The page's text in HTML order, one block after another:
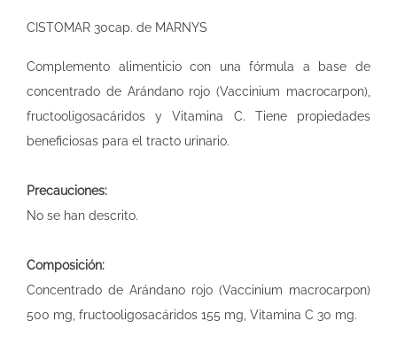
CISTOMAR 30cap. de MARNYS
Complemento alimenticio con una fórmula a base de
concentrado de Arándano rojo (Vaccinium macrocarpon),
fructooligosacáridos y Vitamina C. Tiene propiedades
beneficiosas para el tracto urinario.
Precauciones:
No se han descrito.
Composición:
Concentrado de Arándano rojo (Vaccinium macrocarpon)
500 mg, fructooligosacáridos 155 mg, Vitamina C 30 mg.